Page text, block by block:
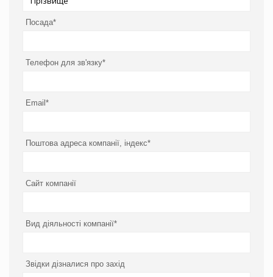
Посада*
Телефон для зв'язку*
Email*
Поштова адреса компанії, індекс*
Сайт компанії
Вид діяльності компанії*
Звідки дізналися про захід